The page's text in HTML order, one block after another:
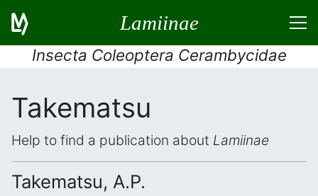
Lamiinae
Insecta Coleoptera Cerambycidae
Takematsu
Help to find a publication about Lamiinae
Takematsu, A.P.